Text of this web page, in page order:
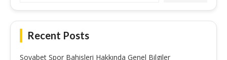
Recent Posts
Sovabet Spor Bahisleri Hakkında Genel Bilgiler